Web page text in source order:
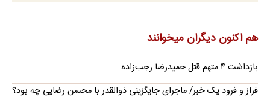
هم اکنون دیگران میخوانند
بازداشت ۴ متهم قتل حمیدرضا رجب‌زاده
فراز و فرود یک خبر/ ماجرای جایگزینی ذوالقدر با محسن رضایی چه بود؟